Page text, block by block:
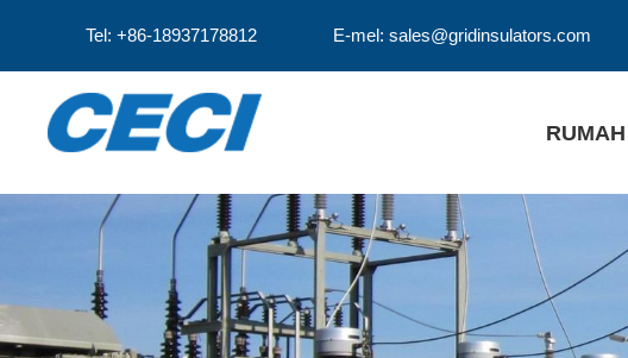
Tel: +86-18937178812 E-mel: sales@gridinsulators.com
RUMAH